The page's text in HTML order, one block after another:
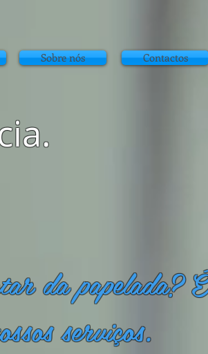
Sobre nós Contactos
da papelada? É
serviços.